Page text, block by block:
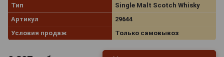
Тип
Single Malt Scotch Whisky
Артикул
29644
Условия продаж
Только самовывоз